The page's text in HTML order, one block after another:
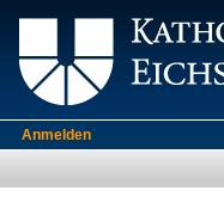
Anmelden